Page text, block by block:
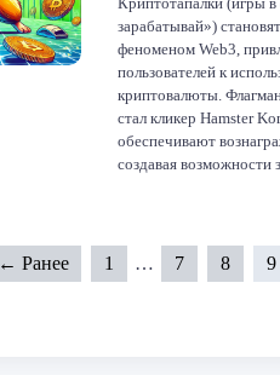
Криптотапалки (игры
зарабатывай»)
феноменом Web3,
пользователей к
криптовалюты.
стал кликер Hamster
обеспечивают
создавая возможности
пользователей
что демонстрирует
← Ранее 1 … 7 8 9